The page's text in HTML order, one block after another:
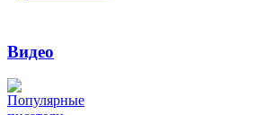
Видео